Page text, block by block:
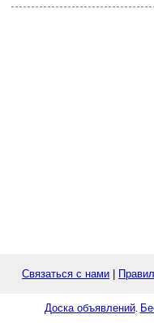
Связаться с нами
Доска объявлений.